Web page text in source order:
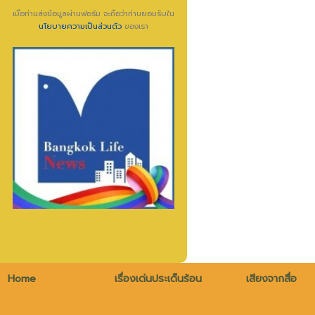
เมื่อท่านส่งข้อมูลผ่านฟอร์ม จะถือว่าท่านยอมรับใน
นโยบายความเป็นส่วนตัว ของเรา
Home เรื่องเด่นประเด็นร้อน เสียงจากสื่อ